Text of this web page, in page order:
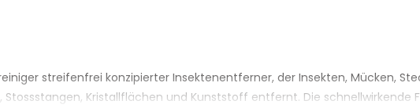
streifenfrei konzipierter Insektenentferner, der Insekten, Mücken,
Stossstangen, Kristallflächen und Kunststoff entfernt. Die